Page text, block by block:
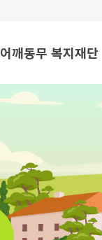
어깨동무 복지재단
법인소개
조직도
찾아오시는 길